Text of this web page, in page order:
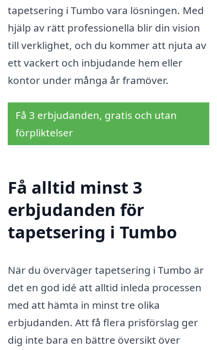
tapetsering i Tumbo vara lösningen. Med
hjälp av rätt professionella blir din vision
till verklighet, och du kommer att njuta av
ett vackert och inbjudande hem eller
kontor under många år framöver.
Få 3 erbjudanden, gratis och utan
förpliktelser
Få alltid minst 3
erbjudanden för
tapetsering i Tumbo
När du överväger tapetsering i Tumbo är
det en god idé att alltid inleda processen
med att hämta in minst tre olika
erbjudanden. Att få flera prisförslag ger
dig inte bara en bättre översikt över